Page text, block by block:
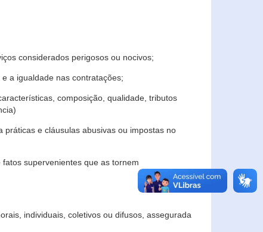
considerados perigosos ou nocivos;
a igualdade nas contratações;
composição, qualidade, tributos
e cláusulas abusivas ou impostas no
supervenientes que as tornem
individuais, coletivos ou difusos, assegurada